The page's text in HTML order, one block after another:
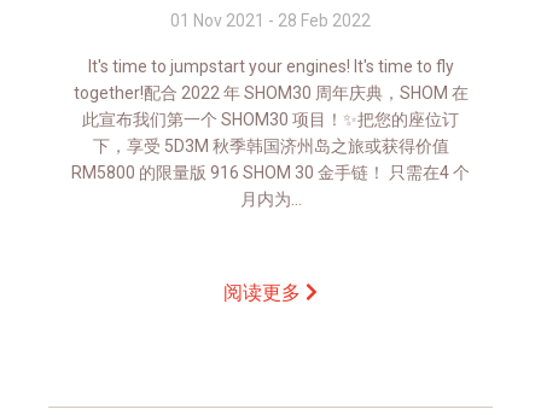
01 Nov 2021 - 28 Feb 2022
It's time to jumpstart your engines! It's time to fly
together!配合 2022 年 SHOM30 周年庆典，SHOM 在
此宣布我们第一个 SHOM30 项目！✨把您的座位订
下，享受 5D3M 秋季韩国济州岛之旅或获得价值
RM5800 的限量版 916 SHOM 30 金手链！ 只需在4 个
月内为...
阅读更多